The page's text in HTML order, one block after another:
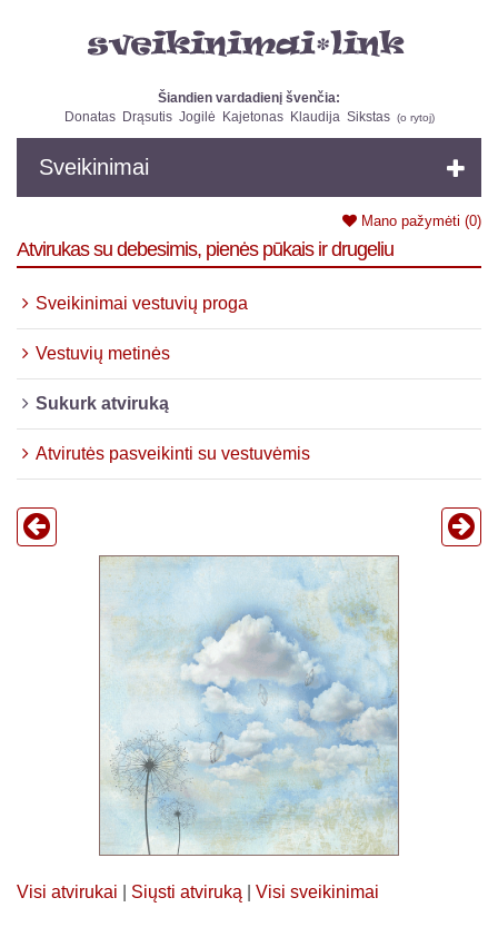
Šiandien vardadienį švenčia:
Donatas
Drąsutis Jogilė Kajetonas Klaudija Sikstas (o rytoj)
Sveikinimai
Mano pažymėti (0)
Atvirukas su debesimis, pienės pūkais ir drugeliu
Sveikinimai vestuvių proga
Vestuvių metinės
Sukurk atviruką
Atvirutės pasveikinti su vestuvėmis
Visi atvirukai Siųsti atviruką Visi sveikinimai